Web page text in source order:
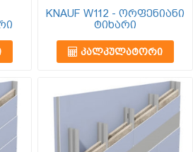
KNAUF W112 - ორფენიანი
ტიხარი
ᲙᲐᲚᲙᲣᲚᲐᲢᲝᲠᲘ